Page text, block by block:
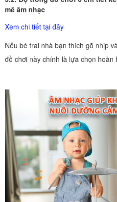
mê âm nhạc
Xem chi tiết tại đây
Nếu bé trai nhà bạn thích gõ nhịp
đồ chơi này chính là lựa chọn hoàn